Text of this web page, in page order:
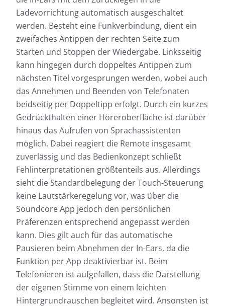
Ladevorrichtung automatisch ausgeschaltet
werden. Besteht eine Funkverbindung, dient ein
zweifaches Antippen der rechten Seite zum
Starten und Stoppen der Wiedergabe. Linksseitig
kann hingegen durch doppeltes Antippen zum
nächsten Titel vorgesprungen werden, wobei auch
das Annehmen und Beenden von Telefonaten
beidseitig per Doppeltipp erfolgt. Durch ein kurzes
Gedrückthalten einer Höreroberfläche ist darüber
hinaus das Aufrufen von Sprachassistenten
möglich. Dabei reagiert die Remote insgesamt
zuverlässig und das Bedienkonzept schließt
Fehlinterpretationen größtenteils aus. Allerdings
sieht die Standardbelegung der Touch-Steuerung
keine Lautstärkeregelung vor, was über die
Soundcore App jedoch den persönlichen
Präferenzen entsprechend angepasst werden
kann. Dies gilt auch für das automatische
Pausieren beim Abnehmen der In-Ears, da die
Funktion per App deaktivierbar ist. Beim
Telefonieren ist aufgefallen, dass die Darstellung
der eigenen Stimme von einem leichten
Hintergrundrauschen begleitet wird. Ansonsten ist